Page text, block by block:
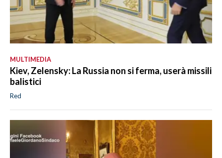
MULTIMEDIA
Kiev, Zelensky: La Russia non si ferma, userà missili
balistici
Red